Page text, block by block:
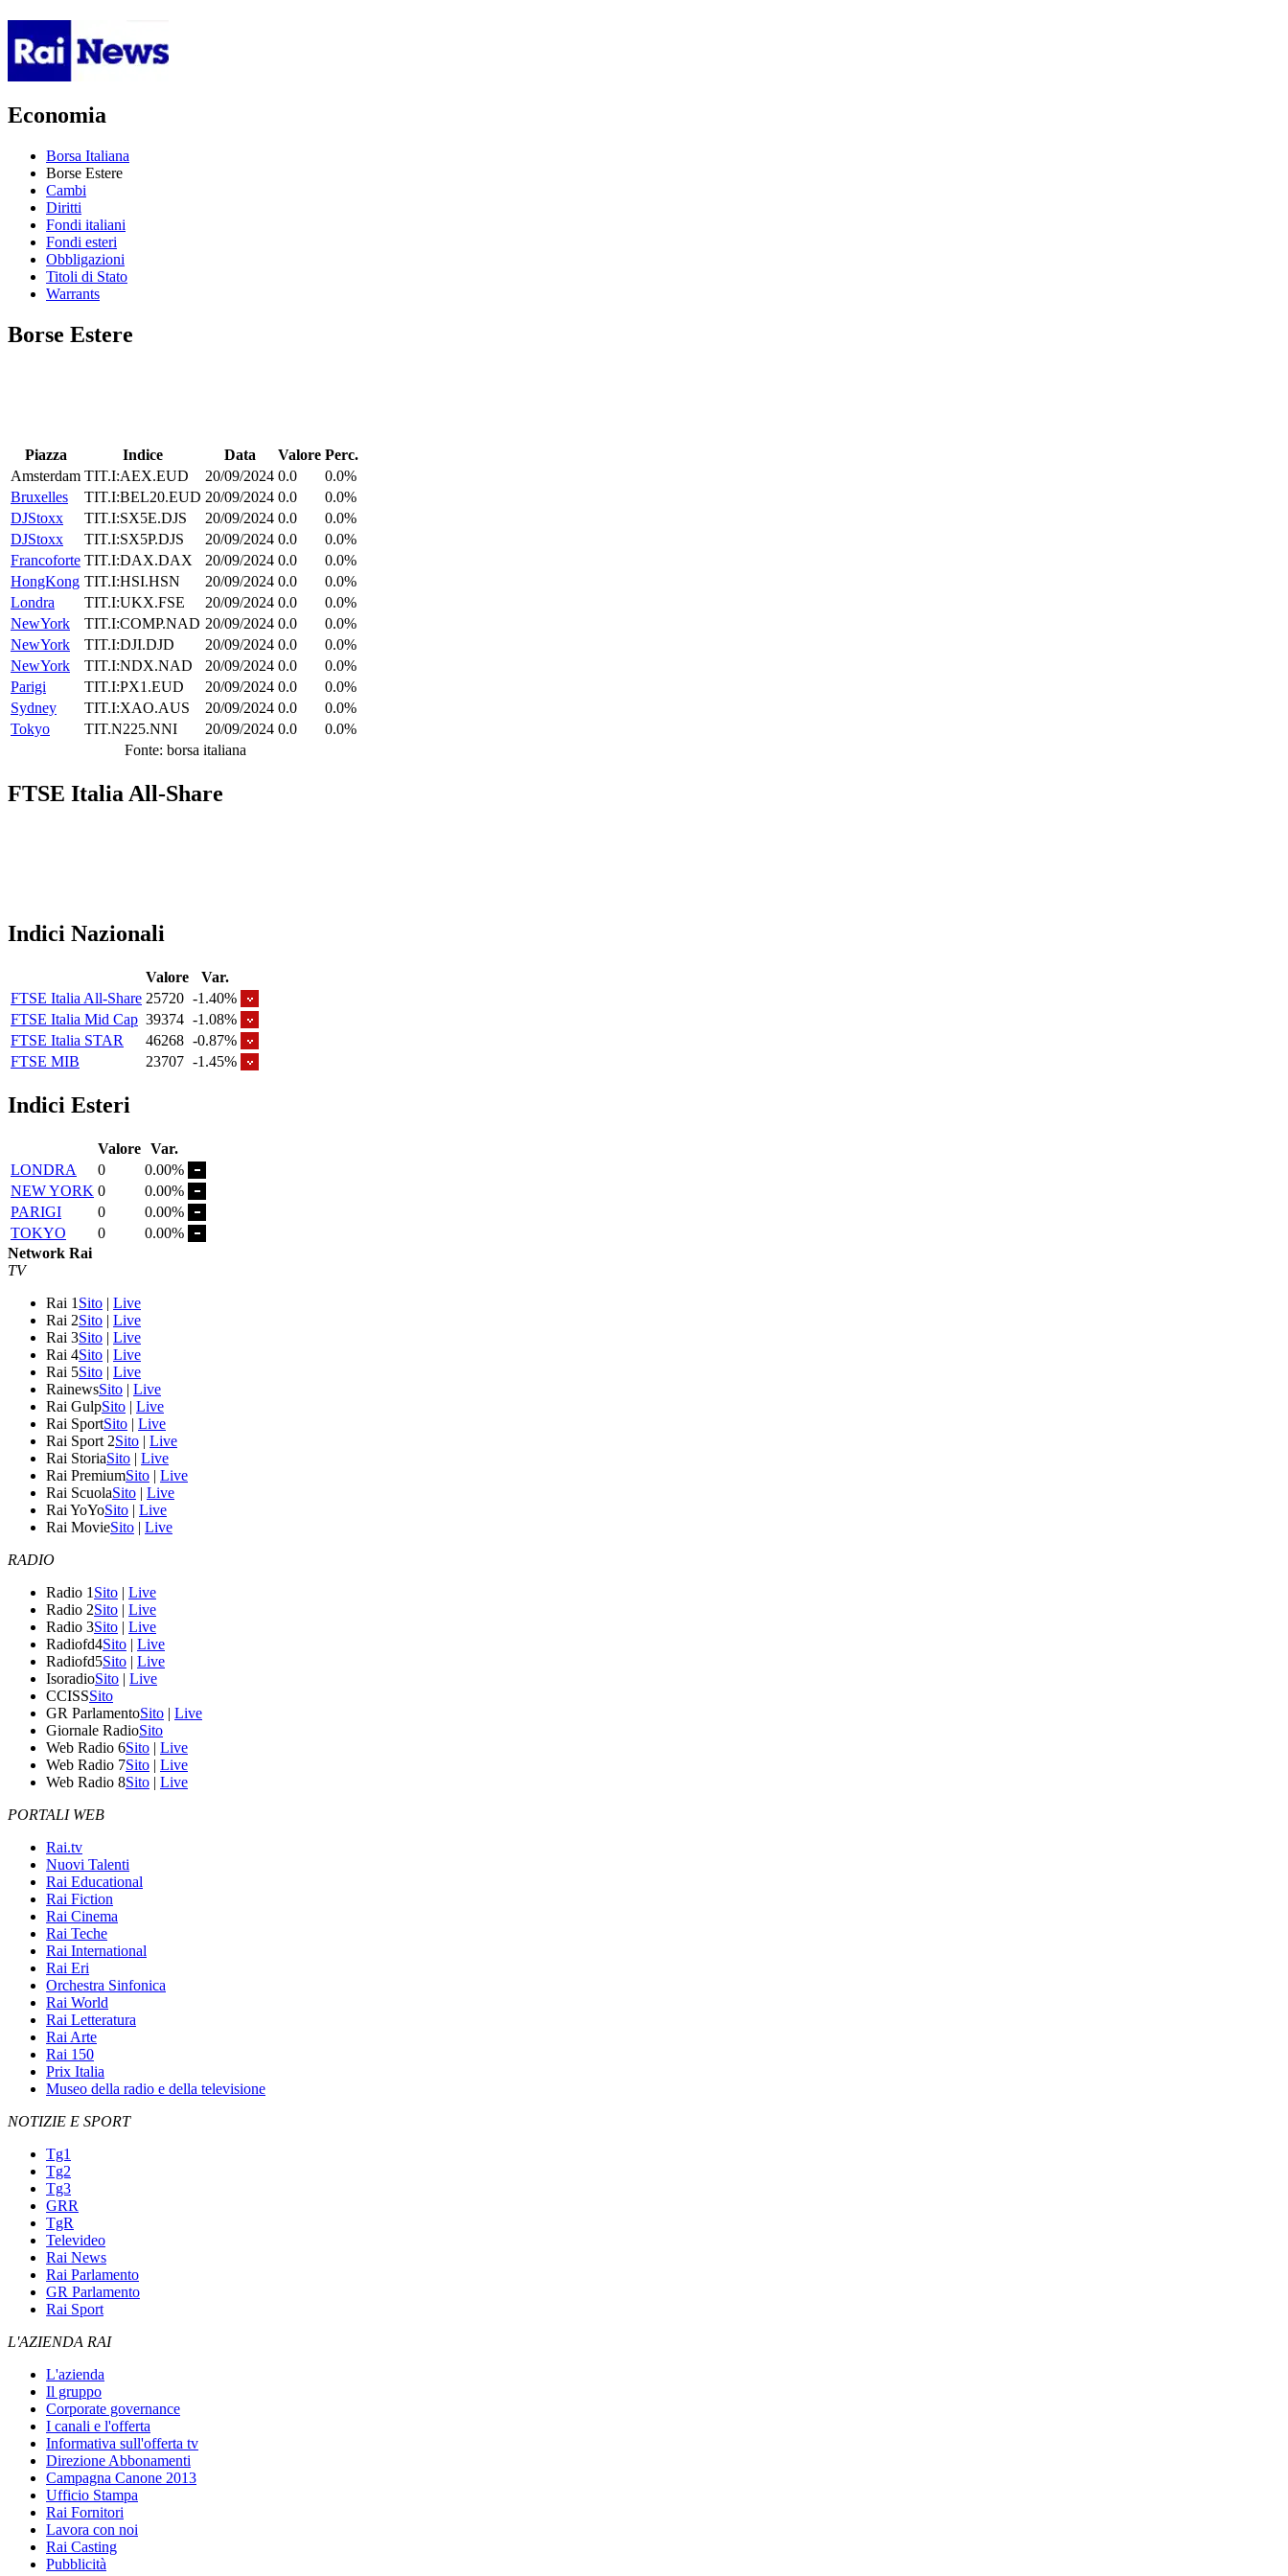
Economia
Borsa Italiana
Borse Estere
Cambi
Diritti
Fondi italiani
Fondi esteri
Obbligazioni
Titoli di Stato
Warrants
Borse Estere
Piazza Indice Data Valore Perc.
Amsterdam TIT.I:AEX.EUD 20/09/2024 0.0
0.0%
Bruxelles
TIT.I:BEL20.EUD 20/09/2024 0.0
0.0%
DJStoxx
TIT.I:SX5E.DJS 20/09/2024 0.0
0.0%
DJStoxx
TIT.I:SX5P.DJS 20/09/2024 0.0
0.0%
Francoforte TIT.I:DAX.DAX 20/09/2024 0.0
0.0%
HongKong TIT.I:HSI.HSN 20/09/2024 0.0
0.0%
Londra
TIT.I:UKX.FSE 20/09/2024 0.0
0.0%
NewYork
TIT.I:COMP.NAD 20/09/2024 0.0
0.0%
NewYork
TIT.I:DJI.DJD 20/09/2024 0.0
0.0%
NewYork
TIT.I:NDX.NAD 20/09/2024 0.0
0.0%
Parigi
TIT.I:PX1.EUD 20/09/2024 0.0
0.0%
Sydney
TIT.I:XAO.AUS 20/09/2024 0.0
0.0%
Tokyo
TIT.N225.NNI 20/09/2024 0.0
0.0%
Fonte: borsa italiana
FTSE Italia All-Share
Indici Nazionali
Valore
Var.
FTSE Italia All-Share 25720 -1.40%
FTSE Italia Mid Cap 39374 -1.08%
FTSE Italia STAR
46268 -0.87%
FTSE MIB
23707 -1.45%
Indici Esteri
Valore Var.
LONDRA
0
0.00%
NEW YORK 0
0.00%
PARIGI
0
0.00%
TOKYO
0
0.00%
Network Rai
TV
Rai 1 Sito | Live
Rai 2Sito | Live
Rai 3Sito | Live
Rai 4Sito | Live
Rai 5Sito | Live
RainewsSito | Live
Rai GulpSito | Live
Rai SportSito | Live
Rai Sport 2Sito | Live
Rai StoriaSito | Live
Rai PremiumSito | Live
Rai ScuolaSito | Live
Rai YoYoSito | Live
Rai MovieSito | Live
RADIO
Radio 1 Sito | Live
Radio 2Sito | Live
Radio 3Sito | Live
Radiofd4Sito | Live
Radiofd5Sito | Live
IsoradioSito | Live
CCISSSito
GR ParlamentoSito | Live
Giornale RadioSito
Web Radio 6Sito | Live
Web Radio 7Sito | Live
Web Radio 8Sito | Live
PORTALI WEB
Rai.tv
Nuovi Talenti
Rai Educational
Rai Fiction
Rai Cinema
Rai Teche
Rai International
Rai Eri
Orchestra Sinfonica
Rai World
Rai Letteratura
Rai Arte
Rai 150
Prix Italia
Museo della radio e della televisione
NOTIZIE E SPORT
Tg1
Tg2
Tg3
GRR
TgR
Televideo
Rai News
Rai Parlamento
GR Parlamento
Rai Sport
L'AZIENDA RAI
L'azienda
Il gruppo
Corporate governance
I canali e l'offerta
Informativa sull'offerta tv
Direzione Abbonamenti
Campagna Canone 2013
Ufficio Stampa
Rai Fornitori
Lavora con noi
Rai Casting
Pubblicità